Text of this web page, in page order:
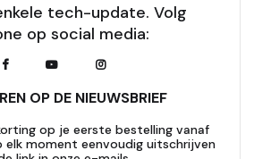
tech-update. Volg
op social media:
OP DE NIEUWSBRIEF
op je eerste bestelling vanaf
moment eenvoudig uitschrijven